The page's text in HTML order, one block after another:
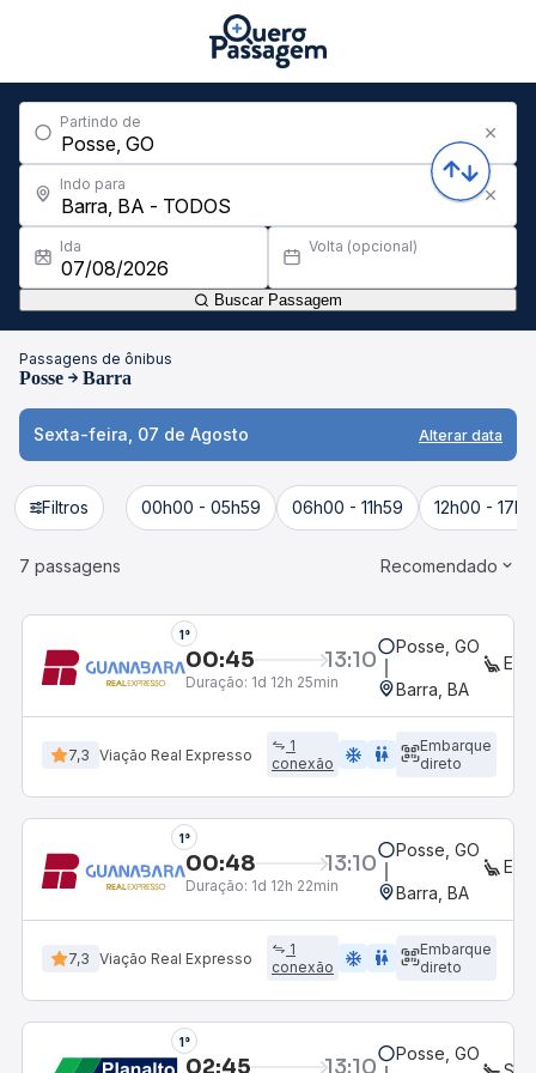
Partindo de
Indo para
Ida Volta (opcional)
Buscar Passagem
Passagens de ônibus
Posse Barra
Sexta-feira, 07 de Agosto Alterar data
Filtros 00h00 - 05h59 06h00 - 11h59 12h00 -
7 passagens Recomendado
1°
00:45 13:10
Duração: 1d 12h 25min
Posse, GO
Barra, BA
7,3 Viação Real Expresso
1
conexão
ac_unit wc
Embarque
direto
1°
00:48 13:10
Duração: 1d 12h 22min
Posse, GO
Barra, BA
7,3 Viação Real Expresso
1
conexão
ac_unit wc
Embarque
direto
1°
02:45 13:10 Posse, GO